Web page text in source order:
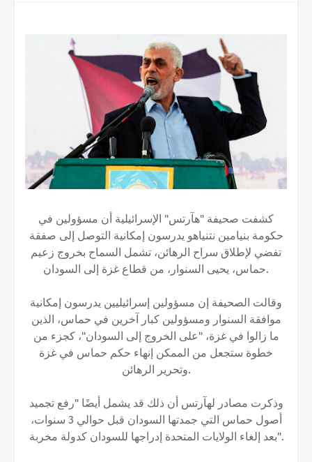
كشفت صحيفة "هآرتس" الإسرائيلية أن مسؤولين في
حكومة بنيامين نتنياهو يدرسون إمكانية التوصل إلى صفقة
تفضي لإطلاق سراح الرهائن، تشمل السماح بخروج زعيم
حماس، يحيى السنوار، من قطاع غزة إلى السودان.
وقالت الصحيفة إن مسؤولين إسرائيليين يدرسون إمكانية
موافقة السنوار ومسؤولين كبار آخرين في حماس، الذين
ما زالوا في غزة، "على الخروج إلى السودان"، كجزء من
خطوة ستجعل من الممكن إنهاء حكم حماس في غزة
وتحرير الرهائن.
وذكرت مصادر لهآرتس أن ذلك قد يشمل أيضًا "رفع تجميد
أصول حماس التي جمدتها السودان قبل حوالي 3 سنوات،
بعد إلغاء الولايات المتحدة إدراجها للسودان كدولة مخربة".